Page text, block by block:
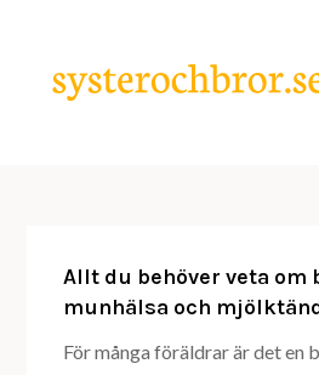
content
Allt du behöver veta om
munhälsa och
För många föräldrar är det en